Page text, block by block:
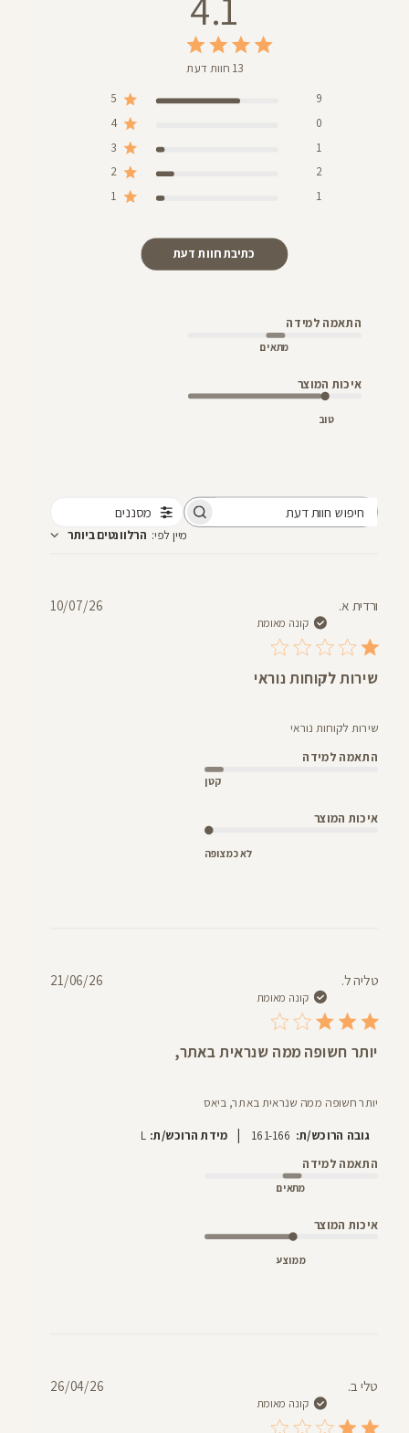
13 חוות דעת
5
9
4
0
3
1
2 2
1 1
כתיבת חוות דעת
התאמה למידה
מתאים
איכות המוצר
טוב
מסננים
מיין לפי: הרלוונטים ביותר
ורדית א.
קונה מאומת
שירות לקוחות נוראי
שירות לקוחות נוראי
התאמה למידה
קטן
איכות המוצר
לא כמצופה
10/07/26
טליה ל.
קונה מאומת
יותר חשופה ממה שנראית באתר,
יותר חשופה ממה שנראית באתר, ביאס
גובה הרוכש/ת: 161-166
| מידת הרוכש/ת: L
התאמה למידה
מתאים
איכות המוצר
ממוצע
21/06/26
טלי ב.
קונה מאומת
26/04/26